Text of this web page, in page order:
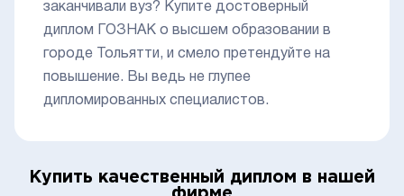
заканчивали вуз? Купите достоверный
диплом ГОЗНАК о высшем образовании в
городе Тольятти, и смело претендуйте на
повышение. Вы ведь не глупее
дипломированных специалистов.
Купить качественный диплом в нашей